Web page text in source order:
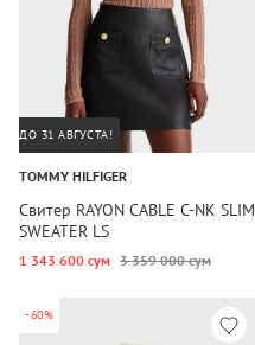
ДО 31 АВГУСТА!
TOMMY HILFIGER
Свитер RAYON CABLE C-NK SLIM
SWEATER LS
1 343 600 сум 3 359 000 сум
-60%